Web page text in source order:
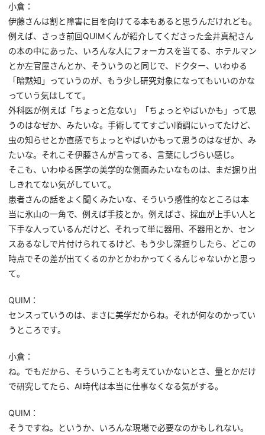
小倉：
伊藤さんは割と障害に目を向けてる本もあると思うんだけれども。
例えば、さっき前回QUIMくんが紹介してくださった金井真紀さん
の本の中にあった、いろんな人にフォーカスを当てる、ホテルマン
とか左官屋さんとか、そういうのと同じで、ドクター、いわゆる
「暗黙知」っていうのが、もう少し研究対象になってもいいのかな
っていう気はしてて。
外科医が例えば「ちょっと危ない」「ちょっとやばいかも」って思
うのはなぜか、みたいな。手術しててすごい順調にいってたけど、
虫の知らせとか直感でちょっとやばいかもって思うのはなぜか、み
たいな。それこそ伊藤さんが言ってる、言葉にしづらい感じ。
そこも、いわゆる医学の美学的な側面みたいなものは、まだ掘り出
しきれてない気がしていて。
患者さんの話をよく聞くみたいな、そういう感性的なところは本
当に氷山の一角で、例えば手技とか。例えばさ、採血が上手い人と
下手な人っているんだけど、それって単に器用、不器用とか、セン
スあるなしで片付けられてるけど、もう少し深掘りしたら、どこの
時点でその差が出てくるのかとかわかってくるんじゃないかと思っ
て。
QUIM：
センスっていうのは、まさに美学だからね。それが何なのかってい
うところです。
小倉：
ね。でもだから、そういうことも考えていかないとさ、量とかだけ
で研究してたら、AI時代は本当に仕事なくなる気がする。
QUIM：
そうですね。というか、いろんな現場で必要なのかもしれない。